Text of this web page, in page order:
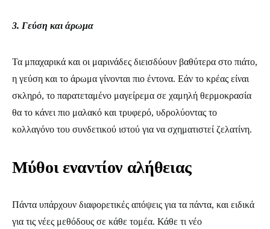
3. Γεύση και άρωμα
Τα μπαχαρικά και οι μαρινάδες διεισδύουν βαθύτερα στο πιάτο,
η γεύση και το άρωμα γίνονται πιο έντονα. Εάν το κρέας είναι
σκληρό, το παρατεταμένο μαγείρεμα σε χαμηλή θερμοκρασία
θα το κάνει πιο μαλακό και τρυφερό, υδρολύοντας το
κολλαγόνο του συνδετικού ιστού για να σχηματιστεί ζελατίνη.
Μύθοι εναντίον αλήθειας
Πάντα υπάρχουν διαφορετικές απόψεις για τα πάντα, και ειδικά
για τις νέες μεθόδους σε κάθε τομέα. Κάθε τι νέο